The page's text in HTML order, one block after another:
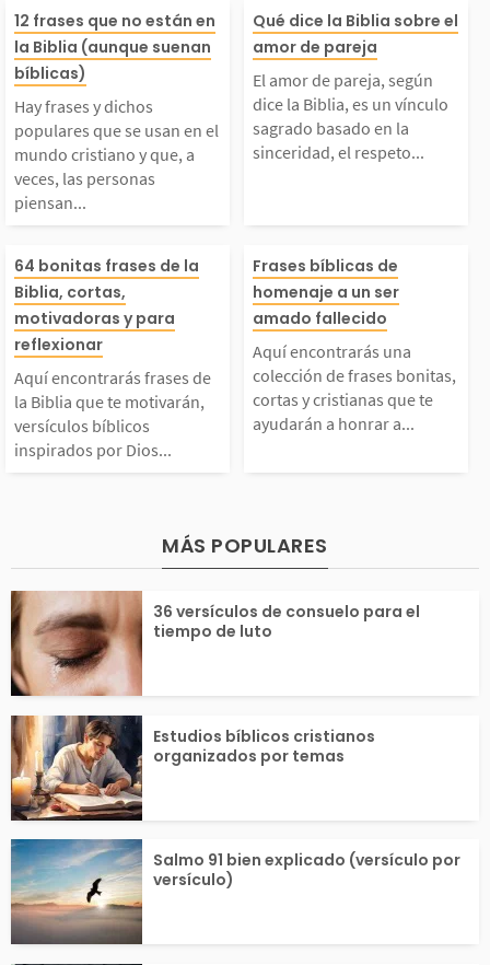
Al compartir este
manifesta
no solo nuestro af
por...
días a tus
iliares y
Cristo. Dales
frases y dichos p
que se usan
el mundo cristiano
que, a veces, las per
piensan que son
bíblicos. Es
que algunas...
12 frases que no están en
la Biblia (aunque suenan
bíblicas)
Hay frases y dichos
populares que se usan en el
mundo cristiano y que, a
veces, las personas
piensan...
El amor de
gún dice la
un vínculo
el respeto y la
mutua. Dios
a amar de
ina,...
Qué dice la Biblia sobre el
amor de pareja
El amor de pareja, según
dice la Biblia, es un vínculo
sagrado basado en la
sinceridad, el respeto...
encontrarás fras
de la Biblia que te
versículos
inspirados po
tu confianza en él y
tu vida....
64 bonitas frases de la
Biblia, cortas,
motivadoras y para
reflexionar
Aquí encontrarás frases de
la Biblia que te motivarán,
versículos bíblicos
inspirados por Dios...
Aquí
colección de
nitas, cortas y
as que te
do fallecido.
menaje a esa
Frases bíblicas de
homenaje a un ser
amado fallecido
Aquí encontrarás una
colección de frases bonitas,
cortas y cristianas que te
ayudarán a honrar a...
MÁS POPULARES
36 versículos de consuelo para el
tiempo de luto
Estudios bíblicos cristianos
organizados por temas
Salmo 91 bien explicado (versículo por
versículo)